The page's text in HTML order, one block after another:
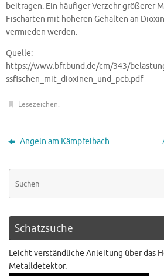
beitragen. Ein häufiger Verzehr größerer
Fischarten mit höheren Gehalten an
vermieden werden.
Quelle:
https://www.bfr.bund.de/cm/343/
ssfischen_mit_dioxinen_und_pcb.pdf
Lesezeichen.
Angeln am Kämpfelbach
Schatzsuche
Leicht verständliche Anleitung über das
Metalldetektor.